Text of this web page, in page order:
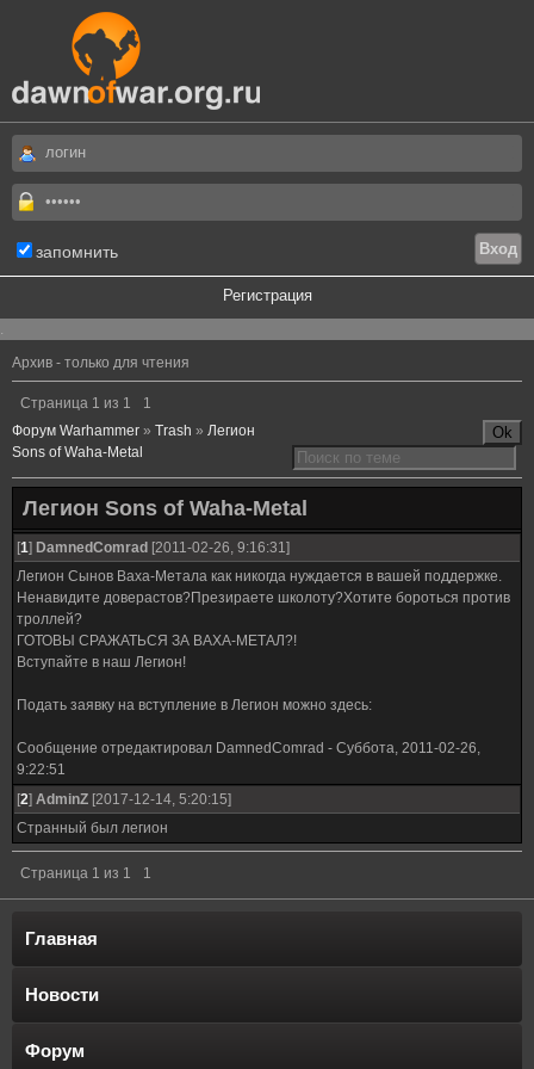
запомнить
Регистрация
.
Архив - только для чтения
Страница 1 из 1
1
Форум Warhammer » Trash » Легион
Sons of Waha-Metal
Легион Sons of Waha-Metal
[1] DamnedComrad [2011-02-26, 9:16:31]
Легион Сынов Ваха-Метала как никогда нуждается в вашей поддержке.
Ненавидите доверастов?Презираете школоту?Хотите бороться против
троллей?
ГОТОВЫ СРАЖАТЬСЯ ЗА ВАХА-МЕТАЛ?!
Вступайте в наш Легион!
Подать заявку на вступление в Легион можно здесь:
Сообщение отредактировал DamnedComrad - Суббота, 2011-02-26,
9:22:51
[2] AdminZ [2017-12-14, 5:20:15]
Странный был легион
Страница 1 из 1 1
Главная
Новости
Форум